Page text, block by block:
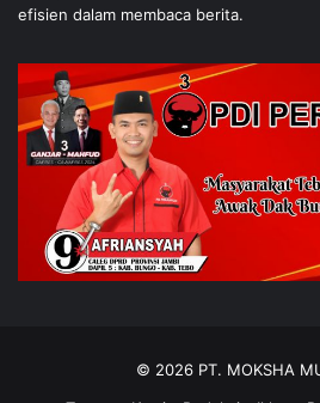
efisien dalam membaca berita.
© 2026 PT. MOKSHA